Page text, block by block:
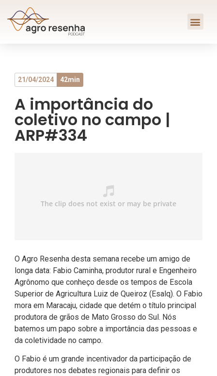
21/04/2024 42min
A importância do
coletivo no campo |
ARP#334
O Agro Resenha desta semana recebe um amigo de
longa data: Fabio Caminha, produtor rural e Engenheiro
Agrônomo que conheço desde os tempos de Escola
Superior de Agricultura Luiz de Queiroz (Esalq). O Fabio
mora em Maracaju, cidade que detém o título principal
produtora de grãos de Mato Grosso do Sul. Nós
batemos um papo sobre a importância das pessoas e
da coletividade no campo.
O Fabio é um grande incentivador da participação de
produtores nos debates regionais para definir os